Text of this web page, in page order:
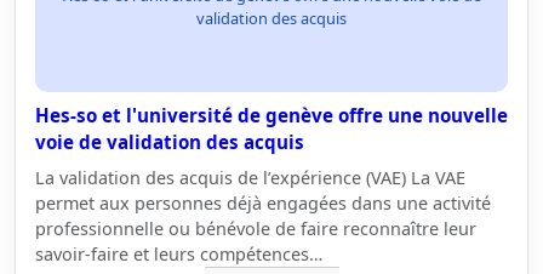
validation des acquis
Hes-so et l'université de genève offre une nouvelle
voie de validation des acquis
La validation des acquis de l’expérience (VAE) La VAE
permet aux personnes déjà engagées dans une activité
professionnelle ou bénévole de faire reconnaître leur
savoir-faire et leurs compétences…